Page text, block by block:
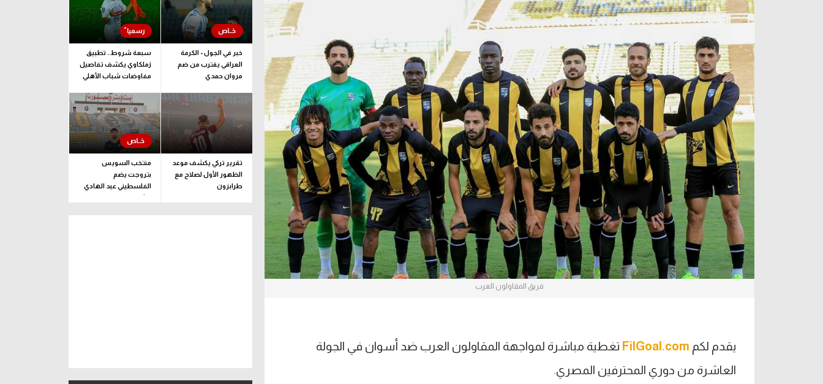
آراء حرة
ركن الألعاب
الدوري السعودي للمحترفين
دوري أبطال أوروبا
دوري أبطال إفريقيا
كل البطولات
القسم الثاني
رياضات أخرى
ركن الألعاب
فريق المقاولون العرب
يقدم لكم FilGoal.com تغطية مباشرة لمواجهة المقاولون العرب ضد أسوان في الجولة
العاشرة من دوري المحترفين المصري.
خبر في الجول - الكرمة
العراقي يقترب من ضم
مروان حمدي
سبعة شروط.. تطبيق
زملكاوي يكشف تفاصيل
مفاوضات شباب الأهلي
تقرير تركي يكشف موعد
الظهور الأول لصلاح مع
طرابزون
منتخب السويس
بتروجت يضم
الفلسطيني عبد الهادي
راشد